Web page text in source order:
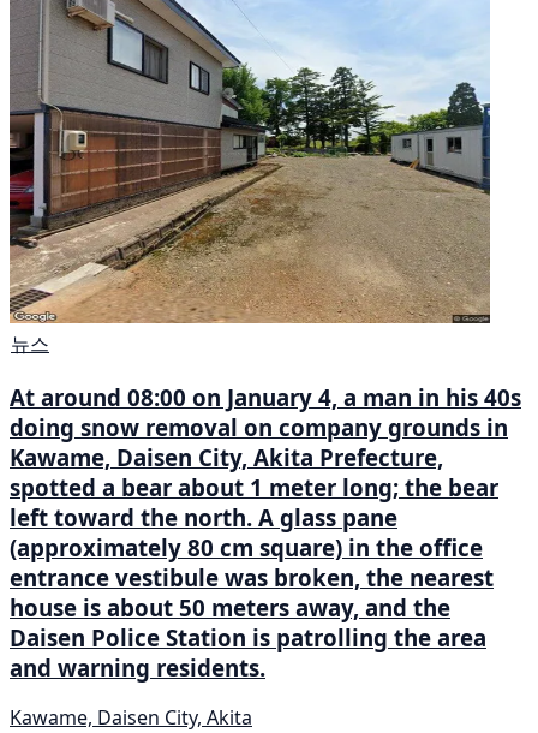
뉴스
At around 08:00 on January 4, a man in his 40s
doing snow removal on company grounds in
Kawame, Daisen City, Akita Prefecture,
spotted a bear about 1 meter long; the bear
left toward the north. A glass pane
(approximately 80 cm square) in the office
entrance vestibule was broken, the nearest
house is about 50 meters away, and the
Daisen Police Station is patrolling the area
and warning residents.
Kawame, Daisen City, Akita